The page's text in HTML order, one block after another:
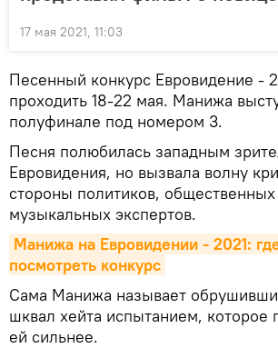
17 мая 2021, 11:03
Песенный конкурс Евровидение -
проходить 18-22 мая. Манижа
полуфинале под номером 3.
Песня полюбилась западным
Евровидения, но вызвала волну
стороны политиков,
музыкальных экспертов.
Манижа на Евровидении - 2021:
посмотреть конкурс
Сама Манижа называет
шквал хейта испытанием, которое
ей сильнее.